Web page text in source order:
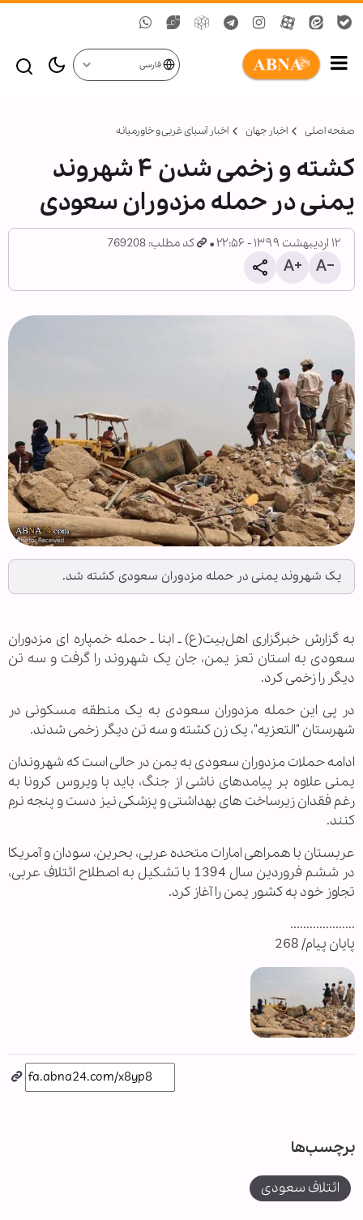
فارسی
صفحه اصلی اخبار جهان اخبار آسیای غربی و خاورمیانه
کشته و زخمی شدن ۴ شهروند
یمنی در حمله مزدوران سعودی
۱۲ اردیبهشت ۱۳۹۹ - ۲۲:۵۶ کد مطلب: 769208
یک شهروند یمنی در حمله مزدوران سعودی کشته شد.
به گزارش خبرگزاری اهل‌بیت(ع) ـ ابنا ـ حمله خمپاره ای مزدوران
سعودی به استان تعز یمن، جان یک شهروند را گرفت و سه تن
دیگر را زخمی کرد.
در پی این حمله مزدوران سعودی به یک منطقه مسکونی در
شهرستان "التعزیه"، یک زن کشته و سه تن دیگر زخمی شدند.
ادامه حملات مزدوران سعودی به یمن در حالی است که شهروندان
یمنی علاوه بر پیامدهای ناشی از جنگ، باید با ویروس کرونا به
رغم فقدان زیرساخت های بهداشتی و پزشکی نیز دست و پنجه نرم
کنند.
عربستان با همراهی امارات متحده عربی، بحرین، سودان و آمریکا
در ششم فروردین سال 1394 با تشکیل به اصطلاح ائتلاف عربی،
تجاوز خود به کشور یمن را آغاز کرد.
....................
پایان پیام/ 268
برچسب‌ها
ائتلاف سعودی